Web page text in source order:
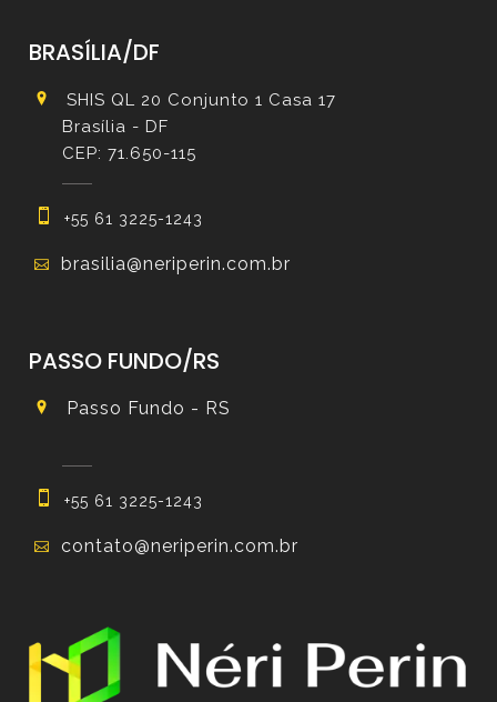
BRASÍLIA/DF
SHIS QL 20 Conjunto 1 Casa 17
Brasília - DF
CEP: 71.650-115
+55 61 3225-1243
brasilia@neriperin.com.br
PASSO FUNDO/RS
Passo Fundo - RS
+55 61 3225-1243
contato@neriperin.com.br